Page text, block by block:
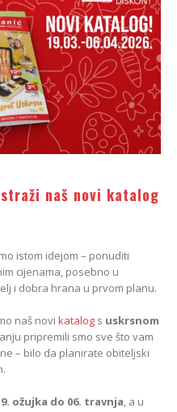
naš novi katalog
istom idejom – ponuditi
cijenama, posebno u
i dobra hrana u prvom planu.
naš novi katalog s uskrsnom
pripremili smo sve što vam
– bilo da planirate obiteljski
ožujka do 06. travnja, a u